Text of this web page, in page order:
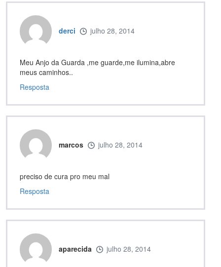
derci julho 28, 2014
Meu Anjo da Guarda ,me guarde,me ilumina,abre
meus caminhos..
Resposta
marcos julho 28, 2014
preciso de cura pro meu mal
Resposta
aparecida julho 28, 2014